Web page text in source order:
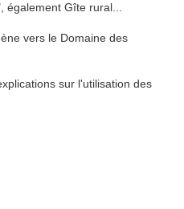
également Gîte rural...
vers le Domaine des
sur l'utilisation des